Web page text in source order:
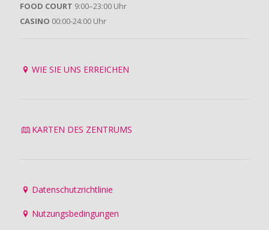
FOOD COURT 9:00–23:00 Uhr
CASINO 00:00-24:00 Uhr
WIE SIE UNS ERREICHEN
KARTEN DES ZENTRUMS
Datenschutzrichtlinie
Nutzungsbedingungen